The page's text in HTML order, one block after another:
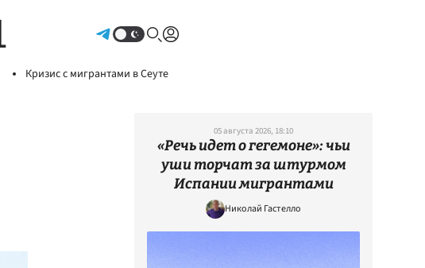
Кризис с мигрантами в Сеуте
05 августа 2026, 18:10
«Речь идет о гегемоне»: чьи
уши торчат за штурмом
Испании мигрантами
Николай Гастелло